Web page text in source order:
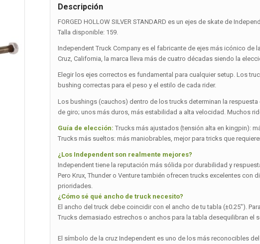
Descripción
FORGED HOLLOW SILVER STANDARD es un ejes de skate de
Talla disponible: 159.
Independent Truck Company es el fabricante de ejes más icónico de
Cruz, California, la marca lleva más de cuatro décadas siendo la
Elegir los ejes correctos es fundamental para cualquier setup. Los
bushing correctas para el peso y el estilo de cada rider.
Los bushings (cauchos) dentro de los trucks determinan la
de giro; unos más duros, más estabilidad a alta velocidad. Muchos
Guía de elección: Trucks más ajustados (tensión alta en kingpin):
Trucks más sueltos: más maniobrables, mejor para tricks que
¿Los Independent son realmente mejores?
Independent tiene la reputación más sólida por durabilidad y
Pero Krux, Thunder o Venture también ofrecen trucks excelentes con
prioridades.
¿Cómo sé qué ancho de truck necesito?
El ancho del truck debe coincidir con el ancho de tu tabla (±0.25″).
Trucks demasiado estrechos o anchos para la tabla desequilibran el
El símbolo de la cruz Independent es uno de los más reconocibles